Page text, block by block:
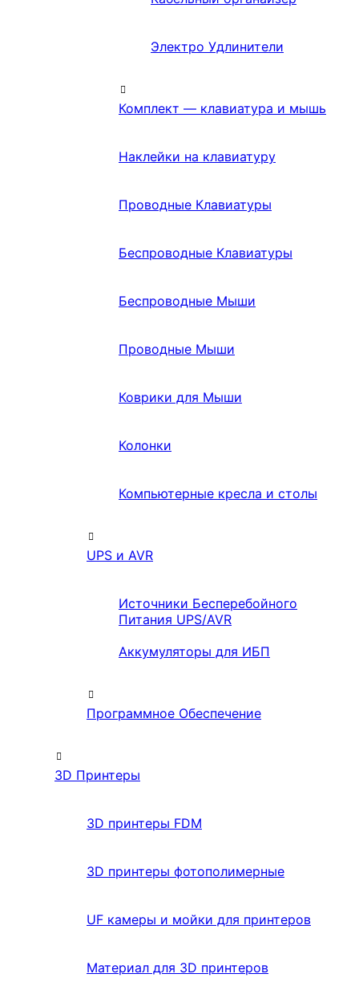
Электро Удлинители
Комплект — клавиатура и мышь
Наклейки на клавиатуру
Проводные Клавиатуры
Беспроводные Клавиатуры
Беспроводные Мыши
Проводные Мыши
Коврики для Мыши
Колонки
Компьютерные кресла и столы
UPS и AVR
Источники Бесперебойного
Питания UPS/AVR
Аккумуляторы для ИБП
Программное Обеспечение
3D Принтеры
3D принтеры FDM
3D принтеры фотополимерные
UF камеры и мойки для принтеров
Материал для 3D принтеров